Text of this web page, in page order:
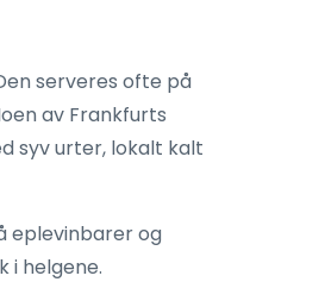
serveres ofte på
av Frankfurts
syv urter, lokalt kalt
eplevinbarer og
i helgene.